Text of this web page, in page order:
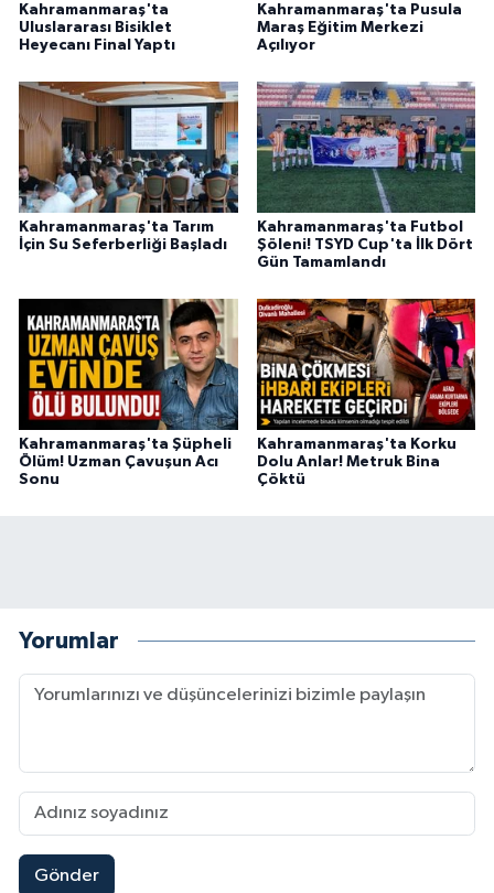
Kahramanmaraş'ta
Uluslararası Bisiklet
Heyecanı Final Yaptı
Kahramanmaraş'ta Pusula
Maraş Eğitim Merkezi
Açılıyor
Kahramanmaraş'ta Tarım
İçin Su Seferberliği Başladı
Kahramanmaraş'ta Futbol
Şöleni! TSYD Cup'ta İlk Dört
Gün Tamamlandı
Kahramanmaraş'ta Şüpheli
Ölüm! Uzman Çavuşun Acı
Sonu
Kahramanmaraş'ta Korku
Dolu Anlar! Metruk Bina
Çöktü
Yorumlar
Gönder
09:11 |Çerçeve Yasa Adalet Komisyonu'ndan Geçti!
SEÇİM 2015
ÇEVRE
BİLİM VE TEKNOLOJİ
YARIŞMALAR
HABERDE İNSAN